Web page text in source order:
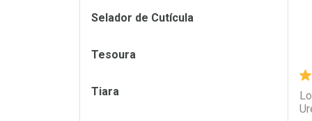
Selador de Cutícula
Tesoura
Tiara